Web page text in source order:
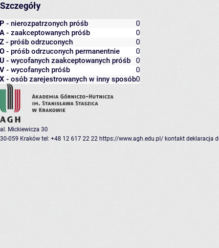
Szczegóły
P - nierozpatrzonych próśb
0
A - zaakceptowanych próśb
0
Z - próśb odrzuconych
0
O - próśb odrzuconych permanentnie
0
U - wycofanych zaakceptowanych próśb
0
V - wycofanych próśb
0
X - osób zarejestrowanych w inny sposób0
al. Mickiewicza 30
30-059 Kraków tel: +48 12 617 22 22 https://www.agh.edu.pl/ kontakt deklaracja